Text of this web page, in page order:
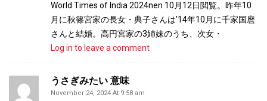
World Times of India 2024nen 10月12日閲覧。昨年10
月に秋篠宮家の長女・典子さんは’14年10月に千家国麿
さんと結婚。高円宮家の3姉妹のうち、次女・
Log in to leave a comment
うさぎみたい 意味
November 24, 2024 At 9:58 am